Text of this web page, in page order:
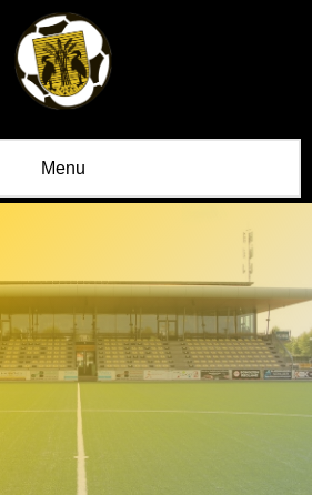
Menu